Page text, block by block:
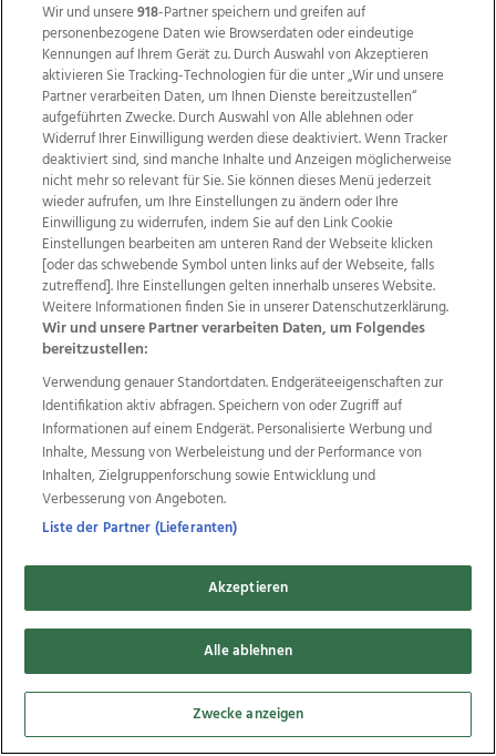
Wir über uns Mediadaten Kontakt
Jobs
Datenschutz
Impressum
AGB Anzeigekunden
AGB Website
Ehrenkodex Politische Werbung
Weitere Angebote des Medienhauses Wimmer
TV1 di-mog-i.at OÖNow
Ischler Woche
Life Radio
OÖNachrichten
OÖN Immobilien
OÖN Karriere
OÖN Reise
Promenaden Galerien
Regionaljobs
wasistlos.at
Copyrights © 2026 Tips Zeitungs GmbH & Co KG
developed by11x11.net
Cookie Einstellungen bearbeiten
Wir und unsere918-Partner speichern und greifen auf
personenbezogene Daten wie Browserdaten oder eindeutige
Kennungen auf Ihrem Gerät zu. Durch Auswahl von Akzeptieren
aktivieren Sie Tracking-Technologien für die unter „Wir und unsere
Partner verarbeiten Daten, um Ihnen Dienste bereitzustellen“
aufgeführten Zwecke. Durch Auswahl von Alle ablehnen oder
Widerruf Ihrer Einwilligung werden diese deaktiviert. Wenn Tracker
deaktiviert sind, sind manche Inhalte und Anzeigen möglicherweise
nicht mehr so relevant für Sie. Sie können dieses Menü jederzeit
wieder aufrufen, um Ihre Einstellungen zu ändern oder Ihre
Einwilligung zu widerrufen, indem Sie auf den Link Cookie
Einstellungen bearbeiten am unteren Rand der Webseite klicken
[oder das schwebende Symbol unten links auf der Webseite, falls
zutreffend]. Ihre Einstellungen gelten innerhalb unseres Website.
Weitere Informationen finden Sie in unserer Datenschutzerklärung.
Wir und unsere Partner verarbeiten Daten, um Folgendes
bereitzustellen:
Verwendung genauer Standortdaten. Endgeräteeigenschaften zur
Identifikation aktiv abfragen. Speichern von oder Zugriff auf
Informationen auf einem Endgerät. Personalisierte Werbung und
Inhalte, Messung von Werbeleistung und der Performance von
Inhalten, Zielgruppenforschung sowie Entwicklung und
Verbesserung von Angeboten.
Liste der Partner (Lieferanten)
Akzeptieren
Alle ablehnen
Zwecke anzeigen